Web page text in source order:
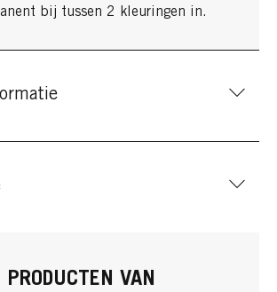
bij tussen 2 kleuringen in.
PRODUCTEN VAN